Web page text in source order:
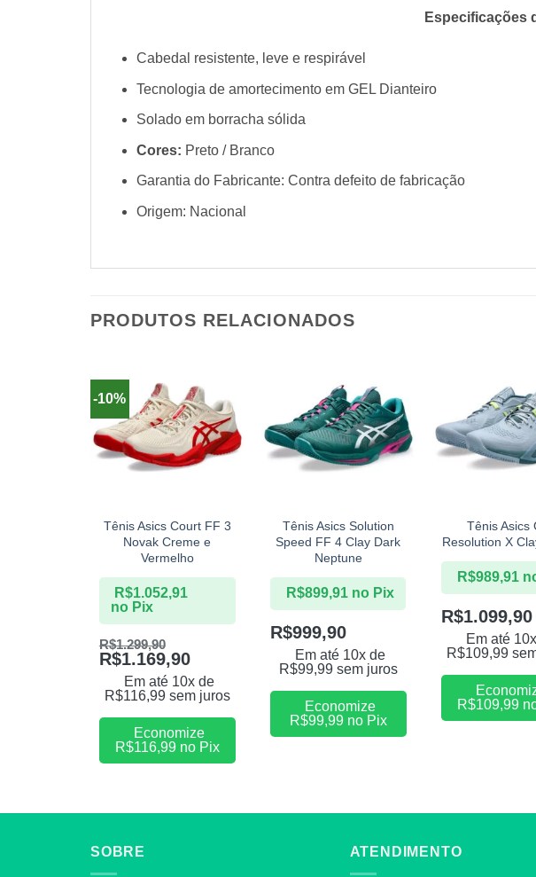
Especificações
Cabedal resistente, leve e respirável
Tecnologia de amortecimento em GEL Dianteiro
Solado em borracha sólida
Cores: Preto / Branco
Garantia do Fabricante: Contra defeito de fabricação
Origem: Nacional
PRODUTOS RELACIONADOS
-10%
Tênis Asics Court FF 3
Novak Creme e
Vermelho
R$1.299,90
R$1.169,90
Em até 10x de
R$116,99sem juros
R$1.052,91
no Pix
Economize
R$116,99no Pix
Tênis Asics Solution
Speed FF 4 Clay Dark
Neptune
R$999,90
Em até 10x de
R$99,99sem juros
R$899,91 no Pix
Economize
R$99,99no Pix
Tênis Asics
Resolution X
R$1.099,90
Em até
R$109,99
R$989,91
R$109,99
SOBRE ATENDIMENTO